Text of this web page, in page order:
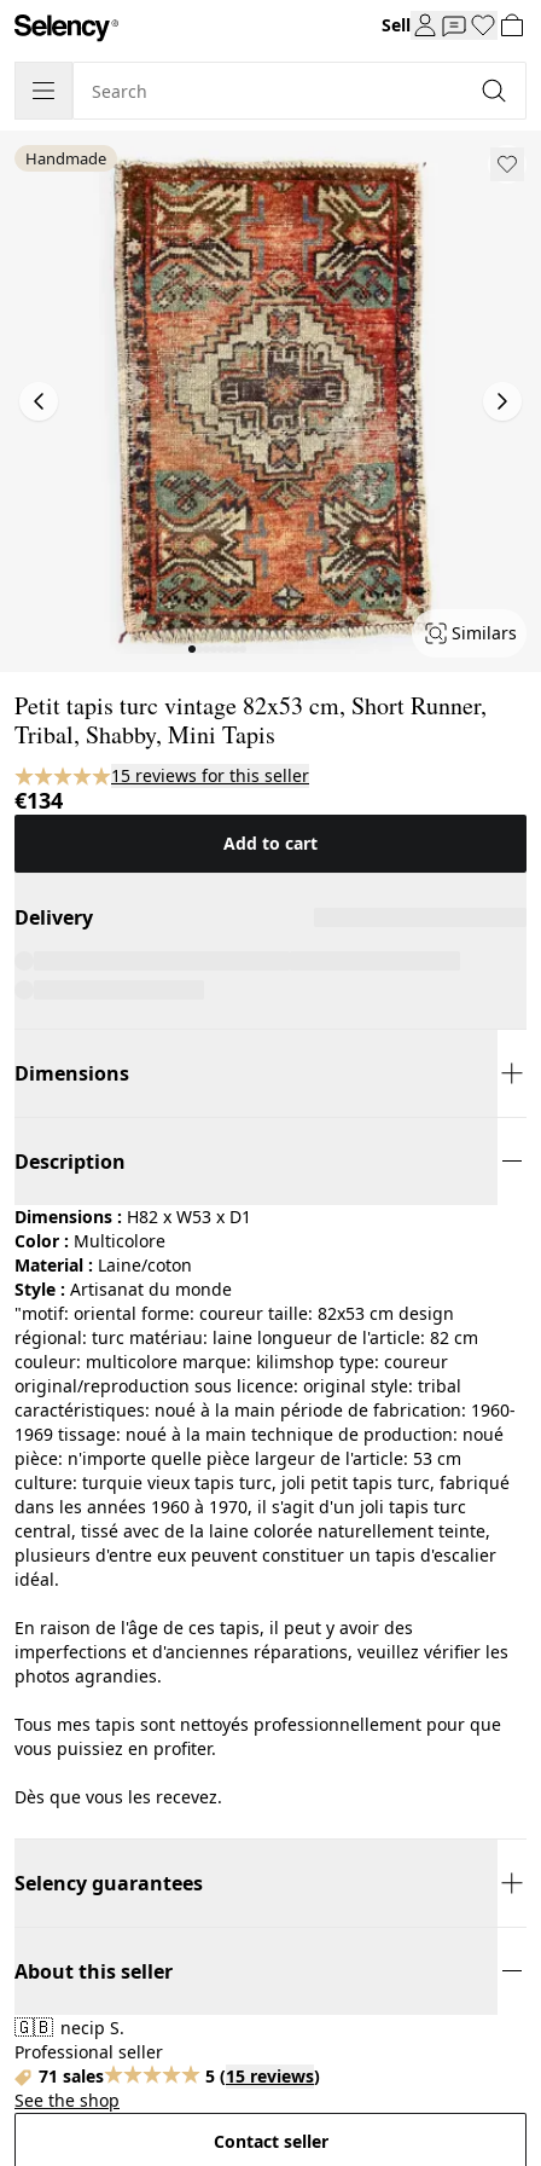
Sell
Handmade
Similars
Petit tapis turc vintage 82x53 cm, Short Runner,
Tribal, Shabby, Mini Tapis
15 reviews for this seller
€134
Add to cart
Delivery
Dimensions
Description
Dimensions : H82 x W53 x D1
Color :
multicolore
Material :
laine/coton
Style :
artisanat du monde
"motif: oriental forme: coureur taille: 82x53 cm design
régional: turc matériau: laine longueur de l'article: 82 cm
couleur: multicolore marque: kilimshop type: coureur
original/reproduction sous licence: original style: tribal
caractéristiques: noué à la main période de fabrication: 1960-
1969 tissage: noué à la main technique de production: noué
pièce: n'importe quelle pièce largeur de l'article: 53 cm
culture: turquie vieux tapis turc, joli petit tapis turc, fabriqué
dans les années 1960 à 1970, il s'agit d'un joli tapis turc
central, tissé avec de la laine colorée naturellement teinte,
plusieurs d'entre eux peuvent constituer un tapis d'escalier
idéal.
En raison de l'âge de ces tapis, il peut y avoir des
imperfections et d'anciennes réparations, veuillez vérifier les
photos agrandies.
Tous mes tapis sont nettoyés professionnellement pour que
vous puissiez en profiter.
Dès que vous les recevez.
Selency guarantees
About this seller
🇬🇧 necip S.
Professional seller
71 sales
5 (15 reviews)
See the shop
Contact seller